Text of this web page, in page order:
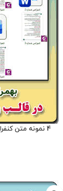
4 نمونه متن کنفرانس نهج البلاغه – پایه هشتم ( مرحله شهرستانی )